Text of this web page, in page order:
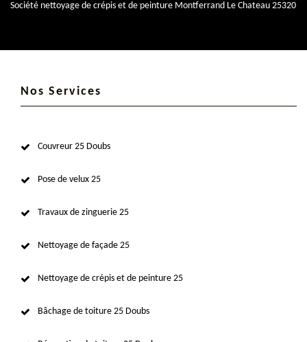
Société nettoyage de crépis et de peinture Montferrand Le Chateau 25320
Nos Services
Couvreur 25 Doubs
Pose de velux 25
Travaux de zinguerie 25
Nettoyage de façade 25
Nettoyage de crépis et de peinture 25
Bâchage de toiture 25 Doubs